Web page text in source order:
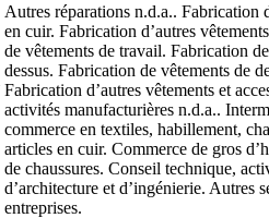
Autres réparations n.d.a.. Fabrication
en cuir. Fabrication d’autres
de vêtements de travail. Fabrication
dessus. Fabrication de vêtements de
Fabrication d’autres vêtements et
activités manufacturières n.d.a..
commerce en textiles, habillement,
articles en cuir. Commerce de gros
de chaussures. Conseil technique,
d’architecture et d’ingénierie. Autres
entreprises.